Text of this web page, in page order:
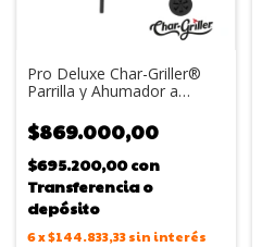
Pro Deluxe Char-Griller®
Parrilla y Ahumador a
$869.000,00
$695.200,00con
Transferencia o
depósito
6x$144.833,33sin interés